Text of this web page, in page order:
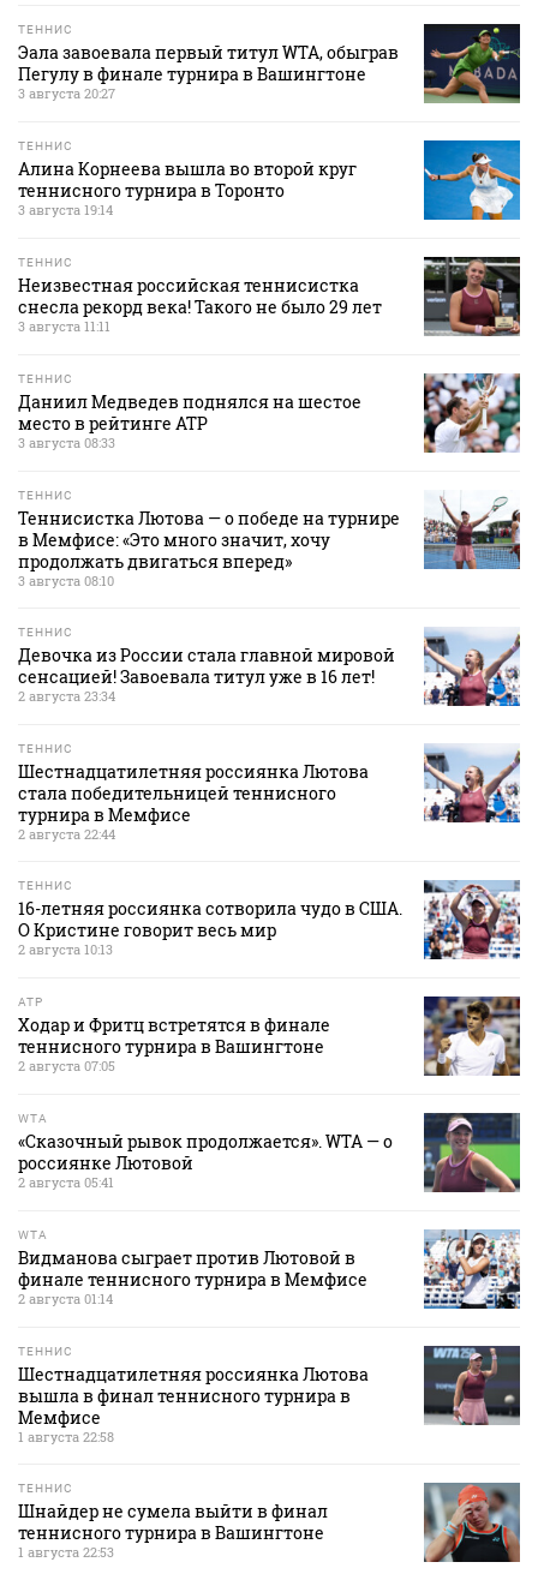
ТЕННИС
Эала завоевала первый титул WTA, обыграв
Пегулу в финале турнира в Вашингтоне
3 августа 20:27
ТЕННИС
Алина Корнеева вышла во второй круг
теннисного турнира в Торонто
3 августа 19:14
ТЕННИС
Неизвестная российская теннисистка
снесла рекорд века! Такого не было 29 лет
3 августа 11:11
ТЕННИС
Даниил Медведев поднялся на шестое
место в рейтинге АТР
3 августа 08:33
ТЕННИС
Теннисистка Лютова — о победе на турнире
в Мемфисе: «Это много значит, хочу
продолжать двигаться вперед»
3 августа 08:10
ТЕННИС
Девочка из России стала главной мировой
сенсацией! Завоевала титул уже в 16 лет!
2 августа 23:34
ТЕННИС
Шестнадцатилетняя россиянка Лютова
стала победительницей теннисного
турнира в Мемфисе
2 августа 22:44
ТЕННИС
16-летняя россиянка сотворила чудо в США.
О Кристине говорит весь мир
2 августа 10:13
ATP
Ходар и Фритц встретятся в финале
теннисного турнира в Вашингтоне
2 августа 07:05
WTA
«Сказочный рывок продолжается». WTA — о
россиянке Лютовой
2 августа 05:41
WTA
Видманова сыграет против Лютовой в
финале теннисного турнира в Мемфисе
2 августа 01:14
ТЕННИС
Шестнадцатилетняя россиянка Лютова
вышла в финал теннисного турнира в
Мемфисе
1 августа 22:58
ТЕННИС
Шнайдер не сумела выйти в финал
теннисного турнира в Вашингтоне
1 августа 22:53